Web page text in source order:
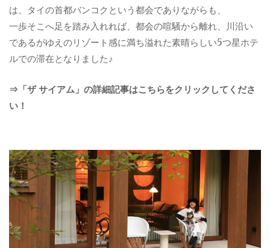
は、タイの首都バンコクという都会でありながらも、
一歩そこへ足を踏み入れれば、都会の喧騒から離れ、川沿い
であるがゆえのリゾート感に満ち溢れた素晴らしい5つ星ホテ
ルでの滞在となりました♪
⇒「ザ サイアム」の詳細記事はこちらをクリックしてくださ
い！